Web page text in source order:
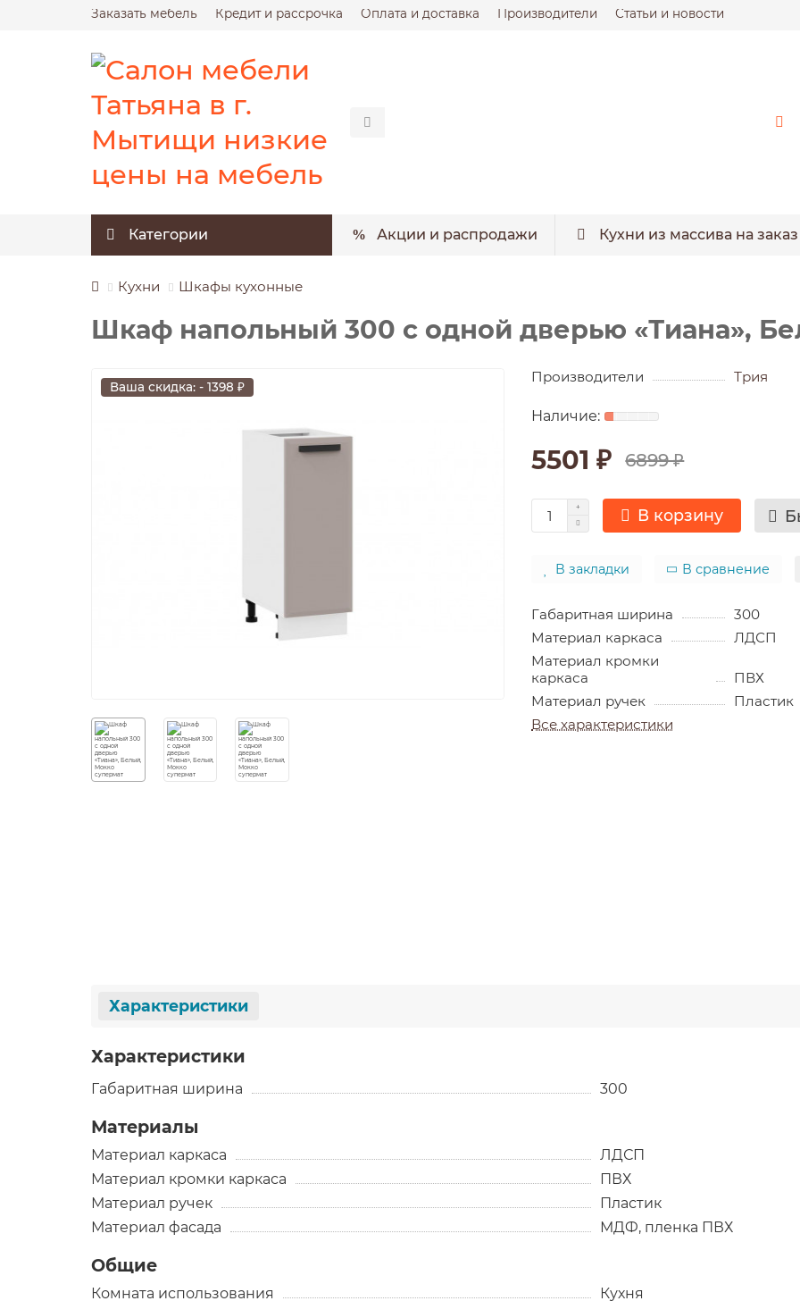
Заказать мебель Кредит и рассрочка Оплата и доставка Производители Статьи и новости
Категории Акции и распродажи Кухни из массива на заказ
Кухни Шкафы кухонные
Шкаф напольный 300 с одной дверью «Тиана»,
Ваша скидка: - 1398 ₽
Производители Трия
5501 ₽ 6899 ₽
В корзину
В закладки В сравнение
Габаритная ширина
300
Материал каркаса
ЛДСП
Материал кромки
каркаса
ПВХ
Материал ручек
Пластик
Все характеристики
Характеристики
Характеристики
Габаритная ширина 300
Материалы
Материал каркаса
ЛДСП
Материал кромки каркаса
ПВХ
Материал ручек
Пластик
Материал фасада
МДФ, пленка ПВХ
Общие
Комната использования Кухня